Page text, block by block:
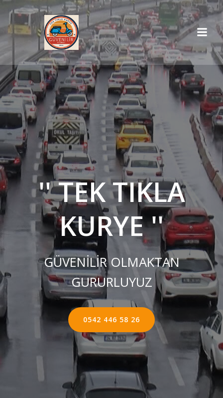
İçeriğe
geç
'' TEK TIKLA
KURYE ''
GÜVENİLİR OLMAKTAN
GURURLUYUZ
0542 446 58 26